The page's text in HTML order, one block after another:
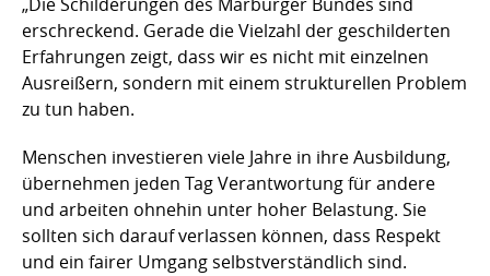
erschreckend. Gerade die Vielzahl der geschilderten
Erfahrungen zeigt, dass wir es nicht mit einzelnen
Ausreißern, sondern mit einem strukturellen Problem
zu tun haben.
Menschen investieren viele Jahre in ihre Ausbildung,
übernehmen jeden Tag Verantwortung für andere
und arbeiten ohnehin unter hoher Belastung. Sie
sollten sich darauf verlassen können, dass Respekt
und ein fairer Umgang selbstverständlich sind.